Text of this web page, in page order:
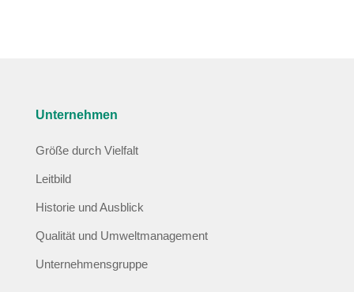
Unternehmen
Größe durch Vielfalt
Leitbild
Historie und Ausblick
Qualität und Umweltmanagement
Unternehmensgruppe